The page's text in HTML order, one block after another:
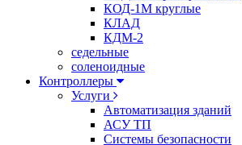
КОД-1М круглые
КЛАД
КДМ-2
седельные
соленоидные
Контроллеры
Услуги
Автоматизация зданий
АСУ ТП
Системы безопасности